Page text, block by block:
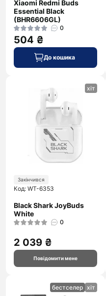
Xiaomi Redmi Buds
Essential Black
(BHR6606GL)
0
504 ₴
До кошика
хіт
Закінчився
Код: WT-6353
Black Shark JoyBuds
White
0
2 039 ₴
Повідомити мене
бестселер хіт